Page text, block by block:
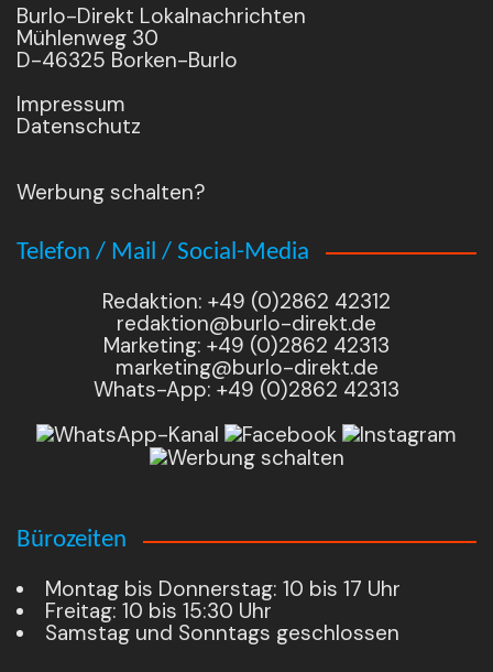
Burlo-Direkt Lokalnachrichten
Mühlenweg 30
D-46325 Borken-Burlo
Impressum
Datenschutz
Werbung schalten?
Telefon / Mail / Social-Media
Redaktion: +49 (0)2862 42312
redaktion@burlo-direkt.de
Marketing: +49 (0)2862 42313
marketing@burlo-direkt.de
Whats-App: +49 (0)2862 42313
Bürozeiten
Montag bis Donnerstag: 10 bis 17 Uhr
Freitag: 10 bis 15:30 Uhr
Samstag und Sonntags geschlossen